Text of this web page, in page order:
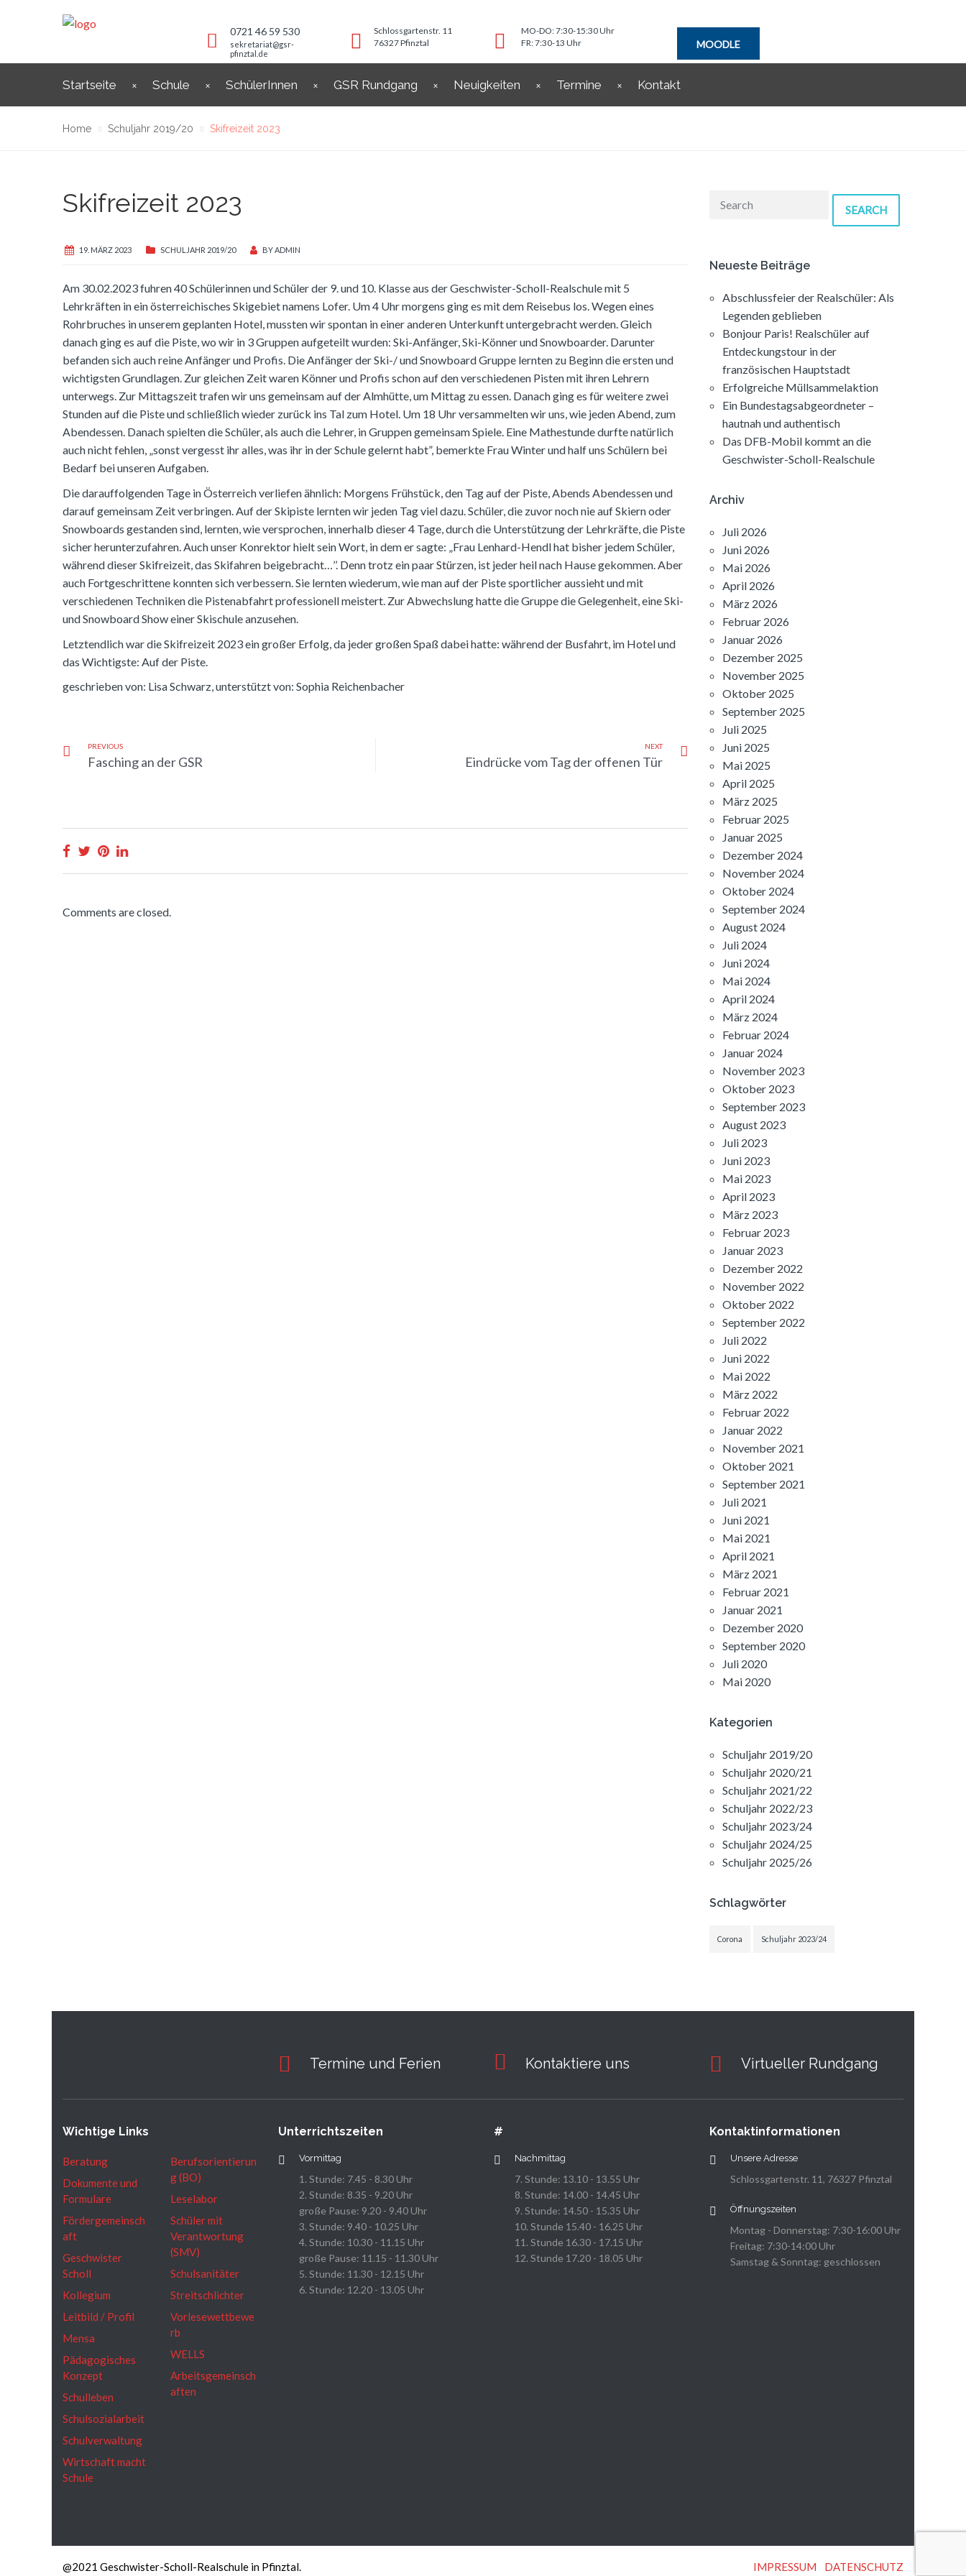
0721 46 59 530
sekretariat@gsr-
pfinztal.de
Schlossgartenstr. 11
76327 Pfinztal
MO-DO: 7:30-15:30 Uhr
FR: 7:30-13 Uhr
MOODLE
Startseite Schule SchülerInnen GSR Rundgang Neuigkeiten Termine Kontakt
Home Schuljahr 2019/20 Skifreizeit 2023
Skifreizeit 2023
19. MÄRZ 2023 SCHULJAHR 2019/20 BY ADMIN
Am 30.02.2023 fuhren 40 Schülerinnen und Schüler der 9. und 10. Klasse aus der Geschwister-Scholl-Realschule mit 5
Lehrkräften in ein österreichisches Skigebiet namens Lofer. Um 4 Uhr morgens ging es mit dem Reisebus los. Wegen eines
Rohrbruches in unserem geplanten Hotel, mussten wir spontan in einer anderen Unterkunft untergebracht werden. Gleich
danach ging es auf die Piste, wo wir in 3 Gruppen aufgeteilt wurden: Ski-Anfänger, Ski-Könner und Snowboarder. Darunter
befanden sich auch reine Anfänger und Profis. Die Anfänger der Ski-/ und Snowboard Gruppe lernten zu Beginn die ersten und
wichtigsten Grundlagen. Zur gleichen Zeit waren Könner und Profis schon auf den verschiedenen Pisten mit ihren Lehrern
unterwegs. Zur Mittagszeit trafen wir uns gemeinsam auf der Almhütte, um Mittag zu essen. Danach ging es für weitere zwei
Stunden auf die Piste und schließlich wieder zurück ins Tal zum Hotel. Um 18 Uhr versammelten wir uns, wie jeden Abend, zum
Abendessen. Danach spielten die Schüler, als auch die Lehrer, in Gruppen gemeinsam Spiele. Eine Mathestunde durfte natürlich
auch nicht fehlen, „sonst vergesst ihr alles, was ihr in der Schule gelernt habt”, bemerkte Frau Winter und half uns Schülern bei
Bedarf bei unseren Aufgaben.
Die darauffolgenden Tage in Österreich verliefen ähnlich: Morgens Frühstück, den Tag auf der Piste, Abends Abendessen und
darauf gemeinsam Zeit verbringen. Auf der Skipiste lernten wir jeden Tag viel dazu. Schüler, die zuvor noch nie auf Skiern oder
Snowboards gestanden sind, lernten, wie versprochen, innerhalb dieser 4 Tage, durch die Unterstützung der Lehrkräfte, die Piste
sicher herunterzufahren. Auch unser Konrektor hielt sein Wort, in dem er sagte: „Frau Lenhard-Hendl hat bisher jedem Schüler,
während dieser Skifreizeit, das Skifahren beigebracht…’’. Denn trotz ein paar Stürzen, ist jeder heil nach Hause gekommen. Aber
auch Fortgeschrittene konnten sich verbessern. Sie lernten wiederum, wie man auf der Piste sportlicher aussieht und mit
verschiedenen Techniken die Pistenabfahrt professionell meistert. Zur Abwechslung hatte die Gruppe die Gelegenheit, eine Ski-
und Snowboard Show einer Skischule anzusehen.
Letztendlich war die Skifreizeit 2023 ein großer Erfolg, da jeder großen Spaß dabei hatte: während der Busfahrt, im Hotel und
das Wichtigste: Auf der Piste.
geschrieben von: Lisa Schwarz, unterstützt von: Sophia Reichenbacher
PREVIOUS
Fasching an der GSR
NEXT
Eindrücke vom Tag der offenen Tür
Comments are closed.
SEARCH
Neueste Beiträge
Abschlussfeier der Realschüler: Als
Legenden geblieben
Bonjour Paris! Realschüler auf
Entdeckungstour in der
französischen Hauptstadt
Erfolgreiche Müllsammelaktion
Ein Bundestagsabgeordneter –
hautnah und authentisch
Das DFB-Mobil kommt an die
Geschwister-Scholl-Realschule
Archiv
Juli 2026
Juni 2026
Mai 2026
April 2026
März 2026
Februar 2026
Januar 2026
Dezember 2025
November 2025
Oktober 2025
September 2025
Juli 2025
Juni 2025
Mai 2025
April 2025
März 2025
Februar 2025
Januar 2025
Dezember 2024
November 2024
Oktober 2024
September 2024
August 2024
Juli 2024
Juni 2024
Mai 2024
April 2024
März 2024
Februar 2024
Januar 2024
November 2023
Oktober 2023
September 2023
August 2023
Juli 2023
Juni 2023
Mai 2023
April 2023
März 2023
Februar 2023
Januar 2023
Dezember 2022
November 2022
Oktober 2022
September 2022
Juli 2022
Juni 2022
Mai 2022
März 2022
Februar 2022
Januar 2022
November 2021
Oktober 2021
September 2021
Juli 2021
Juni 2021
Mai 2021
April 2021
März 2021
Februar 2021
Januar 2021
Dezember 2020
September 2020
Juli 2020
Mai 2020
Kategorien
Schuljahr 2019/20
Schuljahr 2020/21
Schuljahr 2021/22
Schuljahr 2022/23
Schuljahr 2023/24
Schuljahr 2024/25
Schuljahr 2025/26
Schlagwörter
Corona Schuljahr 2023/24
Termine und Ferien Kontaktiere uns Virtueller Rundgang
Wichtige Links
Beratung
Dokumente und
Formulare
Fördergemeinsch
aft
Geschwister
Scholl
Kollegium
Leitbild / Profil
Mensa
Pädagogisches
Konzept
Schulleben
Schulsozialarbeit
Schulverwaltung
Wirtschaft macht
Schule
Berufsorientierun
g (BO)
Leselabor
Schüler mit
Verantwortung
(SMV)
Schulsanitäter
Streitschlichter
Vorlesewettbewe
rb
WELLS
Arbeitsgemeinsch
aften
Unterrichtszeiten
Vormittag
1. Stunde: 7.45 - 8.30 Uhr
2. Stunde: 8.35 - 9.20 Uhr
große Pause: 9.20 - 9.40 Uhr
3. Stunde: 9.40 - 10.25 Uhr
4. Stunde: 10.30 - 11.15 Uhr
große Pause: 11.15 - 11.30 Uhr
5. Stunde: 11.30 - 12.15 Uhr
6. Stunde: 12.20 - 13.05 Uhr
#
Nachmittag
7. Stunde: 13.10 - 13.55 Uhr
8. Stunde: 14.00 - 14.45 Uhr
9. Stunde: 14.50 - 15.35 Uhr
10. Stunde 15.40 - 16.25 Uhr
11. Stunde 16.30 - 17.15 Uhr
12. Stunde 17.20 - 18.05 Uhr
Kontaktinformationen
Unsere Adresse
Schlossgartenstr. 11, 76327 Pfinztal
Öffnungszeiten
Montag - Donnerstag: 7:30-16:00 Uhr
Freitag: 7:30-14:00 Uhr
Samstag & Sonntag: geschlossen
@2021 Geschwister-Scholl-Realschule in Pfinztal. IMPRESSUM DATENSCHUTZ